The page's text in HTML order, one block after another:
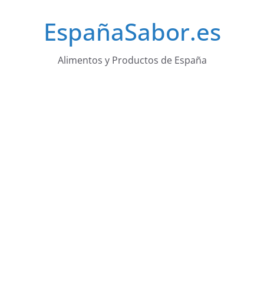
EspañaSabor.es
Alimentos y Productos de España